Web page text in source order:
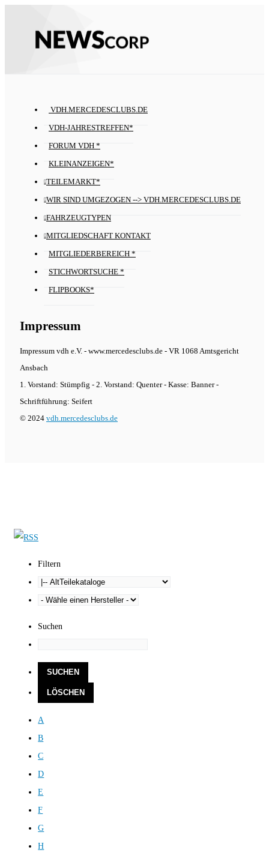
VDH.MERCEDESCLUBS.DE
VDH-JAHRESTREFFEN*
FORUM VDH *
KLEINANZEIGEN*
TEILEMARKT*
WIR SIND UMGEZOGEN --> VDH.MERCEDESCLUBS.DE
FAHRZEUGTYPEN
MITGLIEDSCHAFT KONTAKT
MITGLIEDERBEREICH *
STICHWORTSUCHE *
FLIPBOOKS*
Impressum
Impressum vdh e.V. - www.mercedesclubs.de - VR 1068 Amtsgericht
Ansbach
1. Vorstand: Stümpfig - 2. Vorstand: Quenter - Kasse: Banner -
Schriftführung: Seifert
© 2024 vdh.mercedesclubs.de
Filtern
Suchen
A
B
C
D
E
F
G
H